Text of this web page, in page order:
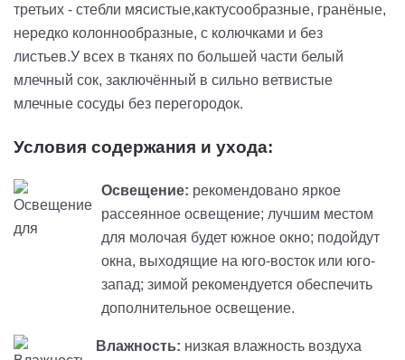
третьих - стебли мясистые,кактусообразные, гранёные,
нередко колоннообразные, с колючками и без
листьев.У всех в тканях по большей части белый
млечный сок, заключённый в сильно ветвистые
млечные сосуды без перегородок.
Условия содержания и ухода:
Освещение: рекомендовано яркое
рассеянное освещение; лучшим местом
для молочая будет южное окно; подойдут
окна, выходящие на юго-восток или юго-
запад; зимой рекомендуется обеспечить
дополнительное освещение.
Влажность: низкая влажность воздуха